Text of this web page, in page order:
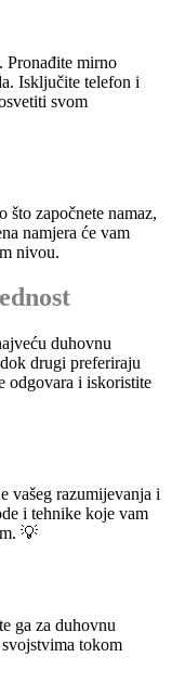
Pronađite mirno
Isključite telefon i
svom
što započnete namaz,
namjera će vam
nivou.
duhovnu
drugi preferiraju
odgovara i iskoristite
vašeg razumijevanja i
i tehnike koje vam
💡
ga za duhovnu
tokom